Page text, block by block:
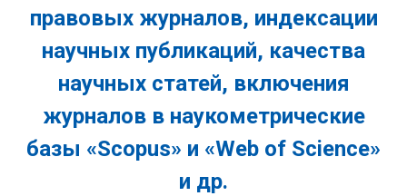
правовых журналов, индексации
научных публикаций, качества
научных статей, включения
журналов в наукометрические
базы «Scopus» и «Web of Science»
и др.